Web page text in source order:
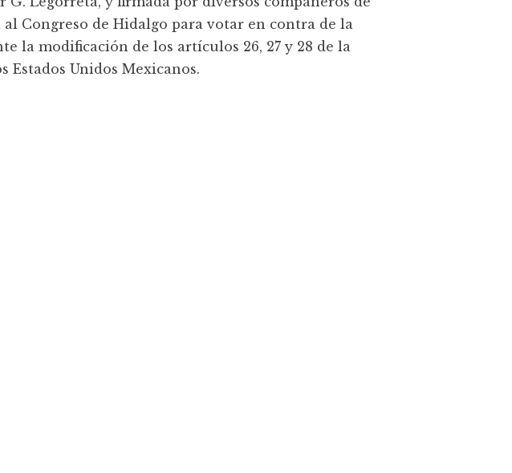
Congreso de Hidalgo para votar en contra de la
la modificación de los artículos 26, 27 y 28 de la
Unidos Mexicanos.